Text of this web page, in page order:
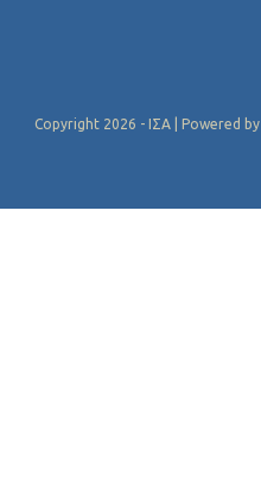
Copyright 2026 - ΙΣΑ | Powered by